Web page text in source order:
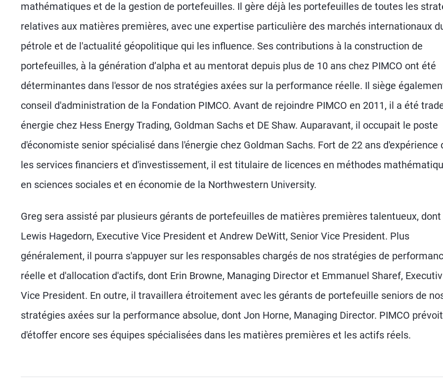
mathématiques et de la gestion de portefeuilles. Il gère déjà les portefeuilles de toutes les
relatives aux matières premières, avec une expertise particulière des marchés internationaux
pétrole et de l'actualité géopolitique qui les influence. Ses contributions à la construction de
portefeuilles, à la génération d’alpha et au mentorat depuis plus de 10 ans chez PIMCO ont été
déterminantes dans l'essor de nos stratégies axées sur la performance réelle. Il siège
conseil d'administration de la Fondation PIMCO. Avant de rejoindre PIMCO en 2011, il a été
énergie chez Hess Energy Trading, Goldman Sachs et DE Shaw. Auparavant, il occupait le poste
d'économiste senior spécialisé dans l'énergie chez Goldman Sachs. Fort de 22 ans d'expérience
les services financiers et d'investissement, il est titulaire de licences en méthodes
en sciences sociales et en économie de la Northwestern University.
Greg sera assisté par plusieurs gérants de portefeuilles de matières premières talentueux, dont
Lewis Hagedorn, Executive Vice President et Andrew DeWitt, Senior Vice President. Plus
généralement, il pourra s'appuyer sur les responsables chargés de nos stratégies de
réelle et d'allocation d'actifs, dont Erin Browne, Managing Director et Emmanuel Sharef,
Vice President. En outre, il travaillera étroitement avec les gérants de portefeuille seniors de
stratégies axées sur la performance absolue, dont Jon Horne, Managing Director. PIMCO prévoit
d'étoffer encore ses équipes spécialisées dans les matières premières et les actifs réels.